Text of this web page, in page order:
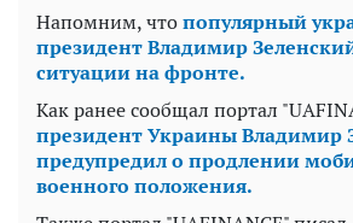
Напомним, чтопопулярный
президент Владимир
ситуации на фронте.
Как ранее сообщал портал
президент Украины Владимир
предупредил о продлении
военного положения.